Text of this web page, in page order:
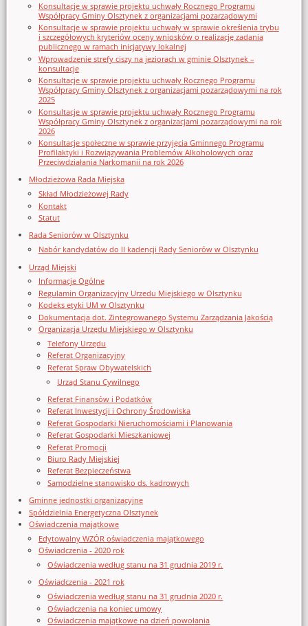
Konsultacje w sprawie projektu uchwały Rocznego Programu
Współpracy Gminy Olsztynek z organizacjami pozarządowymi
Konsultacje w sprawie projektu uchwały w sprawie określenia trybu
i szczegółowych kryteriów oceny wniosków o realizację zadania
publicznego w ramach inicjatywy lokalnej
Wprowadzenie strefy ciszy na jeziorach w gminie Olsztynek –
konsultacje
Konsultacje w sprawie projektu uchwały Rocznego Programu
Współpracy Gminy Olsztynek z organizacjami pozarządowymi na rok
2025
Konsultacje w sprawie projektu uchwały Rocznego Programu
Współpracy Gminy Olsztynek z organizacjami pozarządowymi na rok
2026
Konsultacje społeczne w sprawie przyjęcia Gminnego Programu
Profilaktyki i Rozwiązywania Problemów Alkoholowych oraz
Przeciwdziałania Narkomanii na rok 2026
Młodzieżowa Rada Miejska
Skład Młodzieżowej Rady
Kontakt
Statut
Rada Seniorów w Olsztynku
Nabór kandydatów do II kadencji Rady Seniorów w Olsztynku
Urząd Miejski
Informacje Ogólne
Regulamin Organizacyjny Urzedu Miejskiego w Olsztynku
Kodeks etyki UM w Olsztynku
Dokumentacja dot. Zintegrowanego Systemu Zarządzania Jakością
Organizacja Urzędu Miejskiego w Olsztynku
Telefony Urzędu
Referat Organizacyjny
Referat Spraw Obywatelskich
Urząd Stanu Cywilnego
Referat Finansów i Podatków
Referat Inwestycji i Ochrony Środowiska
Referat Gospodarki Nieruchomościami i Planowania
Referat Gospodarki Mieszkaniowej
Referat Promocji
Biuro Rady Miejskiej
Referat Bezpieczeństwa
Samodzielne stanowisko ds. kadrowych
Gminne jednostki organizacyjne
Spółdzielnia Energetyczna Olsztynek
Oświadczenia majątkowe
Edytowalny WZÓR oświadczenia majątkowego
Oświadczenia - 2020 rok
Oświadczenia według stanu na 31 grudnia 2019 r.
Oświadczenia - 2021 rok
Oświadczenia według stanu na 31 grudnia 2020 r.
Oświadczenia na koniec umowy
Oświadczenia majątkowe na dzień powołania